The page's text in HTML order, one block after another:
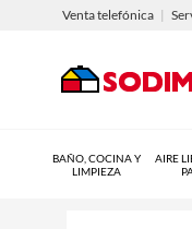
Venta telefónica |
BAÑO, COCINA Y
LIMPIEZA
AIRE